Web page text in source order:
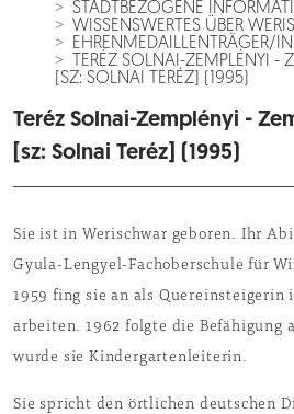
STADTBEZOGENE
WISSENSWERTES ÜBER
EHRENMEDAILLENTRÄGER/
TERÉZ SOLNAI-ZEMPLÉNYI -
[SZ: SOLNAI TERÉZ] (1995)
Teréz Solnai-Zemplényi -
[sz: Solnai Teréz] (1995)
Sie ist in Werischwar geboren. Ihr
Gyula-Lengyel-Fachoberschule für
1959 fing sie an als Quereinsteigerin
arbeiten. 1962 folgte die Befähigung
wurde sie Kindergartenleiterin.
Sie spricht den örtlichen deutschen